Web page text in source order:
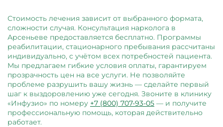
Стоимость лечения зависит от выбранного формата,
сложности случая. Консультация нарколога в
Арсеньеве предоставляется бесплатно. Программы
реабилитации, стационарного пребывания рассчитаны
индивидуально, с учётом всех потребностей пациента.
Мы предлагаем гибкие условия оплаты, гарантируем
прозрачность цен на все услуги. Не позволяйте
проблеме разрушить вашу жизнь — сделайте первый
шаг к выздоровлению уже сегодня. Звоните в клинику
«Инфузио» по номеру +7 (800) 707-93-05 — и получите
профессиональную помощь, которая действительно
работает.